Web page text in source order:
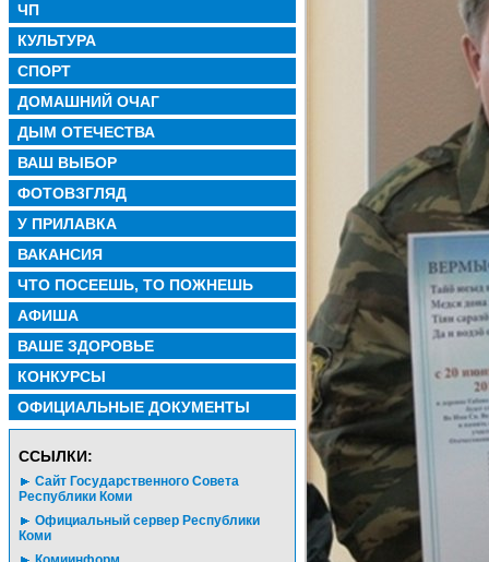
ЧП
КУЛЬТУРА
СПОРТ
ДОМАШНИЙ ОЧАГ
ДЫМ ОТЕЧЕСТВА
ВАШ ВЫБОР
ФОТОВЗГЛЯД
У ПРИЛАВКА
ВАКАНСИЯ
ЧТО ПОСЕЕШЬ, ТО ПОЖНЕШЬ
АФИША
ВАШЕ ЗДОРОВЬЕ
КОНКУРСЫ
ОФИЦИАЛЬНЫЕ ДОКУМЕНТЫ
CСЫЛКИ:
Сайт Государственного Совета
Республики Коми
Официальный сервер Республики
Коми